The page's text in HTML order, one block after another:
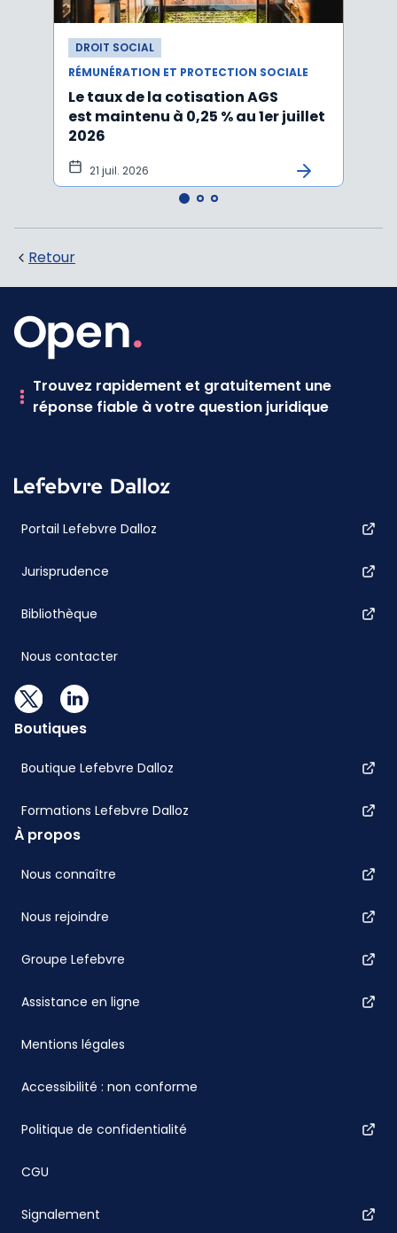
DROIT SOCIAL
RÉMUNÉRATION ET PROTECTION SOCIALE
Le taux de la cotisation AGS
est maintenu à 0,25 % au 1er juillet
2026
21 juil. 2026
Retour
Trouvez rapidement et gratuitement une
réponse fiable à votre question juridique
Portail Lefebvre Dalloz
Jurisprudence
Bibliothèque
Nous contacter
Boutiques
Boutique Lefebvre Dalloz
Formations Lefebvre Dalloz
À propos
Nous connaître
Nous rejoindre
Groupe Lefebvre
Assistance en ligne
Mentions légales
Accessibilité : non conforme
Politique de confidentialité
CGU
Signalement